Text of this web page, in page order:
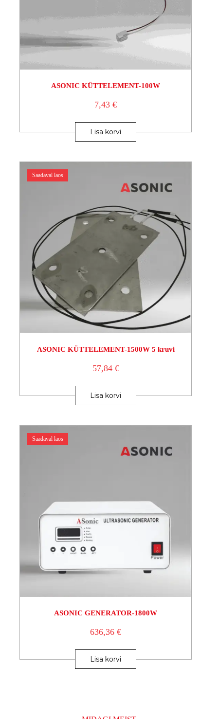
ASONIC KÜTTELEMENT-100W
7,43€
Lisa korvi
Saadaval laos
ASONIC KÜTTELEMENT-1500W 5 kruvi
57,84 €
Lisa korvi
Saadaval laos
ASONIC GENERATOR-1800W
636,36€
Lisa korvi